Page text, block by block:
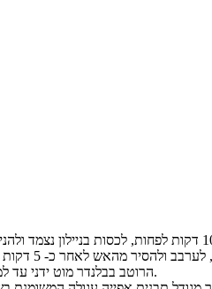
הרוטב בבלנדר מוט ידני עד למרקם אחיד וטיפה סמיך.